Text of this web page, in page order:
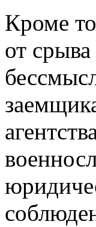
Кроме
от